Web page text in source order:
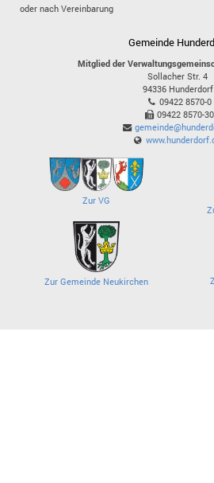
oder nach Vereinbarung
Gemeinde
Mitglied der
Sollacher Str. 4
94336 Hunderdorf
09422 8570-0
09422 8570-30
Zur VG
Zur Gemeinde Neukirchen